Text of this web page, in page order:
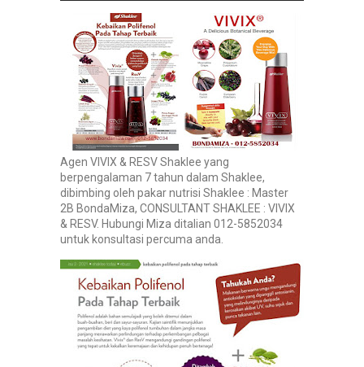
Agen VIVIX & RESV Shaklee yang
berpengalaman 7 tahun dalam Shaklee,
dibimbing oleh pakar nutrisi Shaklee : Master
2B BondaMiza, CONSULTANT SHAKLEE : VIVIX
& RESV. Hubungi Miza ditalian 012-5852034
untuk konsultasi percuma anda.